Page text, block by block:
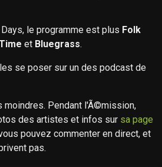
le programme est plus Folk
et Bluegrass.
se poser sur un des podcast de
moindres. Pendant l'Ã©mission,
des artistes et infos sur sa page
pouvez commenter en direct, et
pas.